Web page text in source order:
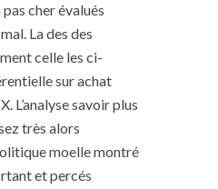
cher évalués
La des des
celle les ci-
sur achat
L’analyse savoir plus
très alors
moelle montré
et percés